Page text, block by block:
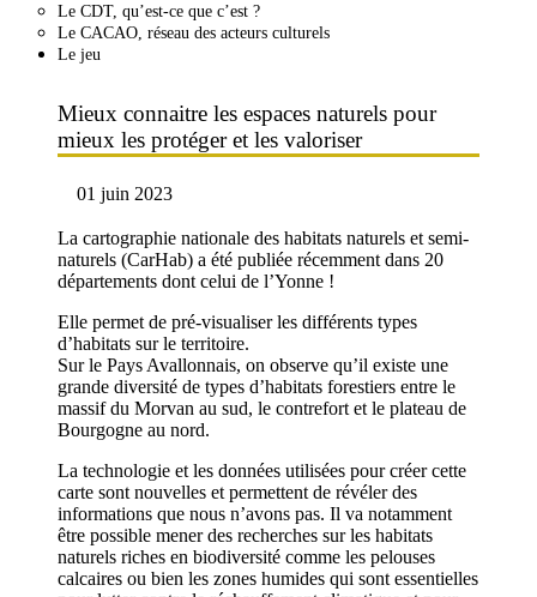
Le CDT, qu’est-ce que c’est ?
Le CACAO, réseau des acteurs culturels
Le jeu
Mieux connaitre les espaces naturels pour
mieux les protéger et les valoriser
01 juin 2023
La cartographie nationale des habitats naturels et semi-
naturels (CarHab) a été publiée récemment dans 20
départements dont celui de l’Yonne !
Elle permet de pré-visualiser les différents types
d’habitats sur le territoire.
Sur le Pays Avallonnais, on observe qu’il existe une
grande diversité de types d’habitats forestiers entre le
massif du Morvan au sud, le contrefort et le plateau de
Bourgogne au nord.
La technologie et les données utilisées pour créer cette
carte sont nouvelles et permettent de révéler des
informations que nous n’avons pas. Il va notamment
être possible mener des recherches sur les habitats
naturels riches en biodiversité comme les pelouses
calcaires ou bien les zones humides qui sont essentielles